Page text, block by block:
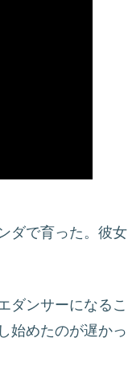
ダで育った。彼女
ダンサーになるこ
始めたのが遅かっ